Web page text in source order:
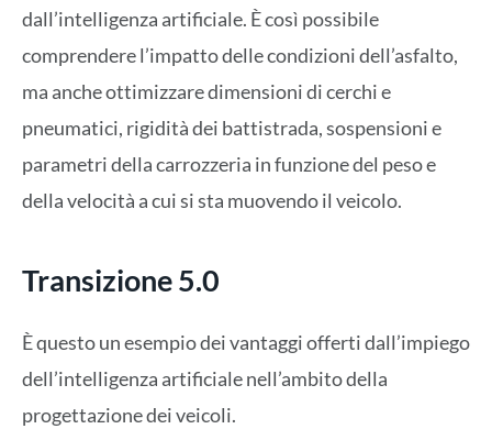
dall’intelligenza artificiale. È così possibile
comprendere l’impatto delle condizioni dell’asfalto,
ma anche ottimizzare dimensioni di cerchi e
pneumatici, rigidità dei battistrada, sospensioni e
parametri della carrozzeria in funzione del peso e
della velocità a cui si sta muovendo il veicolo.
Transizione 5.0
È questo un esempio dei vantaggi offerti dall’impiego
dell’intelligenza artificiale nell’ambito della
progettazione dei veicoli.